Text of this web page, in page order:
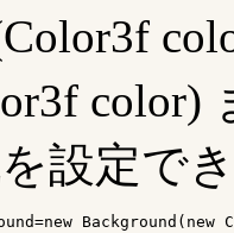
color)
設定で
Background(new